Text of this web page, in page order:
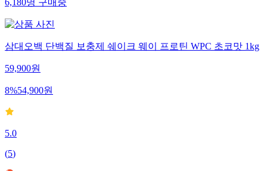
6,180명구매중
삼대오백 단백질 보충제 쉐이크 웨이 프로틴 WPC 초코맛 1kg
59,900원
8%54,900원
5.0
(5)